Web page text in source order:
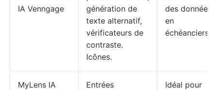
IA Venngage
génération de
texte alternatif,
vérificateurs de
contraste.
Icônes.
des données
en
échéanciers
MyLens IA
Entrées
Idéal pour